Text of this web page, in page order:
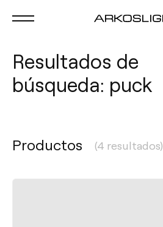
Resultados de
búsqueda: puck
Productos (4 resultados)